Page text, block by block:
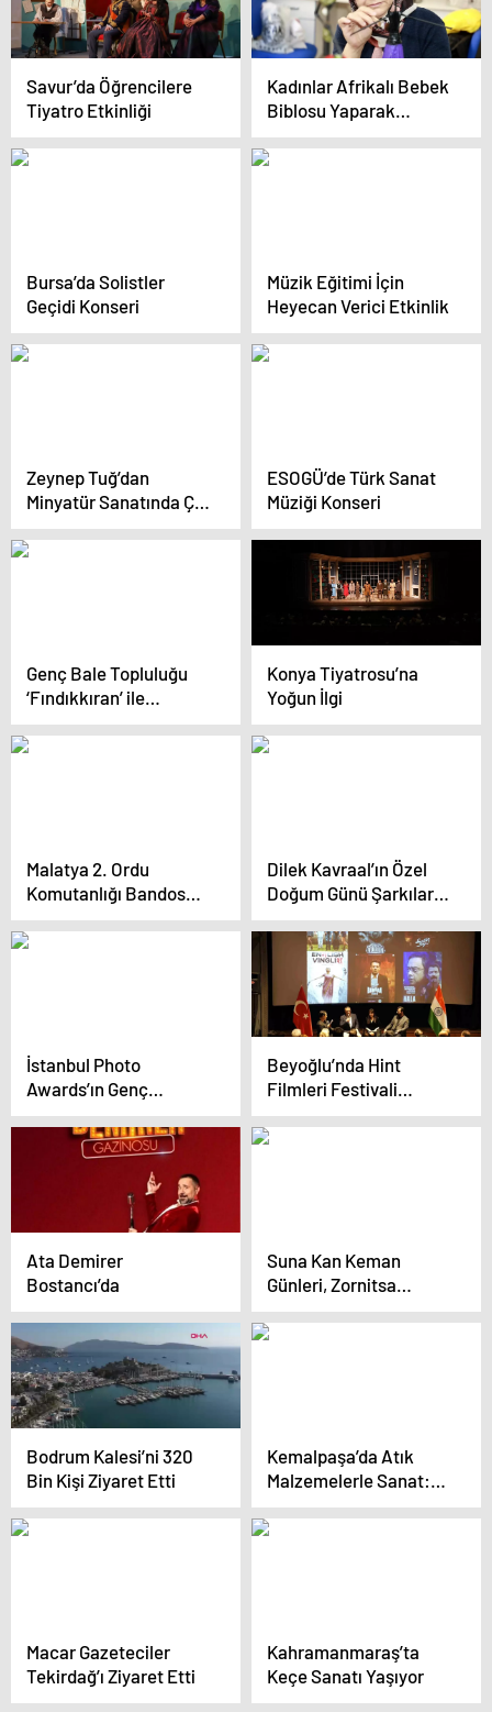
Savur’da Öğrencilere
Tiyatro Etkinliği
Kadınlar Afrikalı Bebek
Biblosu Yaparak
Ekonomik Bağımsızlık
Sağlıyor
Bursa’da Solistler
Geçidi Konseri
Müzik Eğitimi İçin
Heyecan Verici Etkinlik
Zeynep Tuğ’dan
Minyatür Sanatında Çin
Etkisi
ESOGÜ’de Türk Sanat
Müziği Konseri
Genç Bale Topluluğu
‘Fındıkkıran’ ile
Kadıköy’de Sahne Aldı
Konya Tiyatrosu’na
Yoğun İlgi
Malatya 2. Ordu
Komutanlığı Bandosu
Şırnak’ta Konser Verdi
Dilek Kavraal’ın Özel
Doğum Günü Şarkıları
İngilizce Versiyonuyla
Geliyor
İstanbul Photo
Awards’ın Genç
Fotoğrafçısı Al-Doumy
Beyoğlu’nda Hint
Filmleri Festivali
Başladı
Ata Demirer
Bostancı’da
Suna Kan Keman
Günleri, Zornitsa
Ilarionova’nın
Konseriyle Devam
Bodrum Kalesi’ni 320
Bin Kişi Ziyaret Etti
Kemalpaşa’da Atık
Malzemelerle Sanat:
Hayvan Heykelleri
Yaratılıyor
Macar Gazeteciler
Tekirdağ’ı Ziyaret Etti
Kahramanmaraş’ta
Keçe Sanatı Yaşıyor